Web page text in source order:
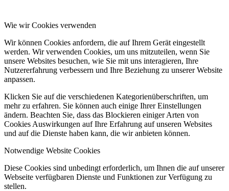
Wie wir Cookies verwenden
Wir können Cookies anfordern, die auf Ihrem Gerät eingestellt
werden. Wir verwenden Cookies, um uns mitzuteilen, wenn Sie
unsere Websites besuchen, wie Sie mit uns interagieren, Ihre
Nutzererfahrung verbessern und Ihre Beziehung zu unserer Website
anpassen.
Klicken Sie auf die verschiedenen Kategorienüberschriften, um
mehr zu erfahren. Sie können auch einige Ihrer Einstellungen
ändern. Beachten Sie, dass das Blockieren einiger Arten von
Cookies Auswirkungen auf Ihre Erfahrung auf unseren Websites
und auf die Dienste haben kann, die wir anbieten können.
Notwendige Website Cookies
Diese Cookies sind unbedingt erforderlich, um Ihnen die auf unserer
Webseite verfügbaren Dienste und Funktionen zur Verfügung zu
stellen.